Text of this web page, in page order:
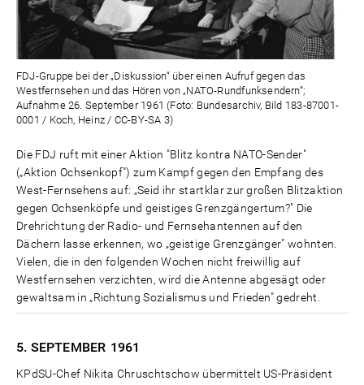
FDJ-Gruppe bei der „Diskussion“ über einen Aufruf gegen das
Westfernsehen und das Hören von „NATO-Rundfunksendern“;
Aufnahme 26. September 1961 (Foto: Bundesarchiv, Bild 183-87001-
0001 / Koch, Heinz / CC-BY-SA 3)
Die FDJ ruft mit einer Aktion "Blitz kontra NATO-Sender"
(„Aktion Ochsenkopf") zum Kampf gegen den Empfang des
West-Fernsehens auf: „Seid ihr startklar zur großen Blitzaktion
gegen Ochsenköpfe und geistiges Grenzgängertum?" Die
Drehrichtung der Radio- und Fernsehantennen auf den
Dächern lasse erkennen, wo „geistige Grenzgänger" wohnten.
Vielen, die in den folgenden Wochen nicht freiwillig auf
Westfernsehen verzichten, wird die Antenne abgesägt oder
gewaltsam in „Richtung Sozialismus und Frieden" gedreht.
5. SEPTEMBER 1961
KPdSU-Chef Nikita Chruschtschow übermittelt US-Präsident